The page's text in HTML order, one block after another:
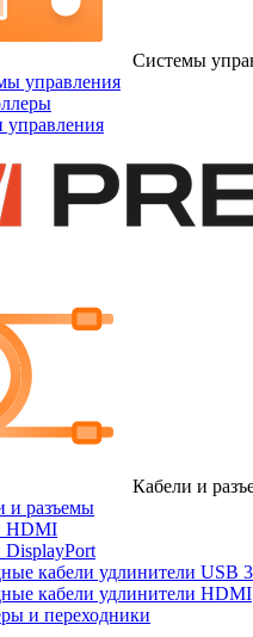
Системы
управления
управления
Кабели и
и разъемы
HDMI
DisplayPort
кабели удлинители USB
кабели удлинители HDMI
и переходники